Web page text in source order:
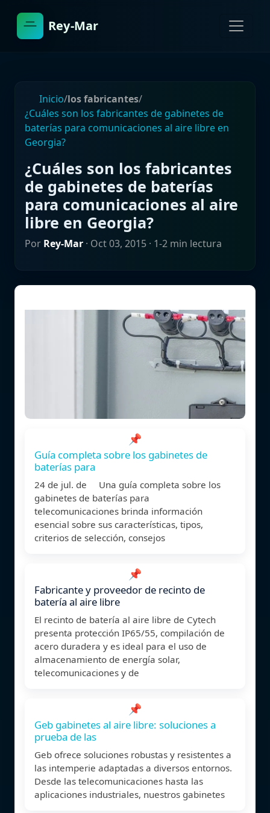
Rey-Mar
Inicio/los fabricantes/
¿Cuáles son los fabricantes de gabinetes de
baterías para comunicaciones al aire libre en
Georgia?
¿Cuáles son los fabricantes
de gabinetes de baterías
para comunicaciones al aire
libre en Georgia?
Por Rey-Mar · Oct 03, 2015 · 1-2 min lectura
📌
Guía completa sobre los gabinetes de
baterías para
24 de jul. de Una guía completa sobre los
gabinetes de baterías para
telecomunicaciones brinda información
esencial sobre sus características, tipos,
criterios de selección, consejos
📌
Fabricante y proveedor de recinto de
batería al aire libre
El recinto de batería al aire libre de Cytech
presenta protección IP65/55, compilación de
acero duradera y es ideal para el uso de
almacenamiento de energía solar,
telecomunicaciones y de
📌
Geb gabinetes al aire libre: soluciones a
prueba de las
Geb ofrece soluciones robustas y resistentes a
las intemperie adaptadas a diversos entornos.
Desde las telecomunicaciones hasta las
aplicaciones industriales, nuestros gabinetes